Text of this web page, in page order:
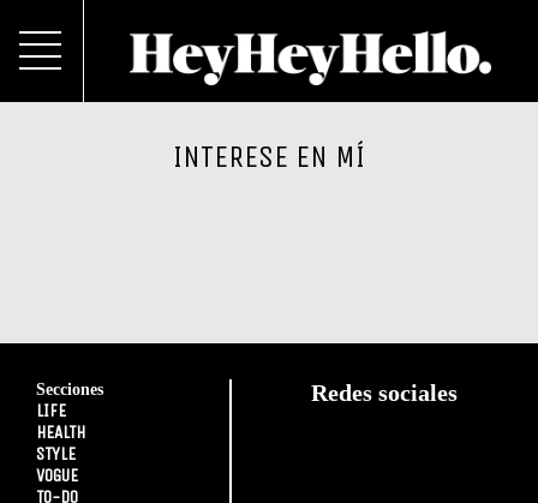
INTERESE EN MÍ
Secciones
LIFE
HEALTH
STYLE
VOGUE
TO-DO
Redes sociales